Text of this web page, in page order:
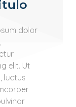
dolor
elit. Ut
luctus